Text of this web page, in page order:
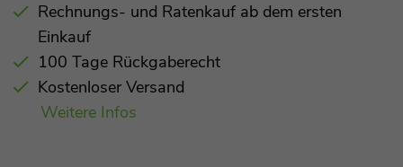
Rechnungs- und Ratenkauf ab dem ersten
Einkauf
100 Tage Rückgaberecht
Kostenloser Versand
Weitere Infos